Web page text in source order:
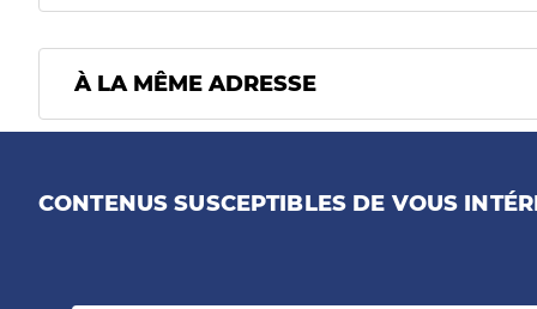
À LA MÊME ADRESSE
CONTENUS SUSCEPTIBLES DE VOUS